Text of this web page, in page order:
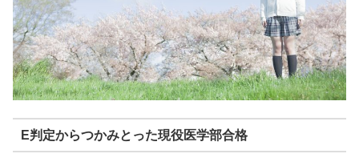
E判定からつかみとった現役医学部合格